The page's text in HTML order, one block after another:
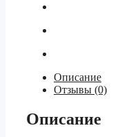
Описание
Отзывы (0)
Описание